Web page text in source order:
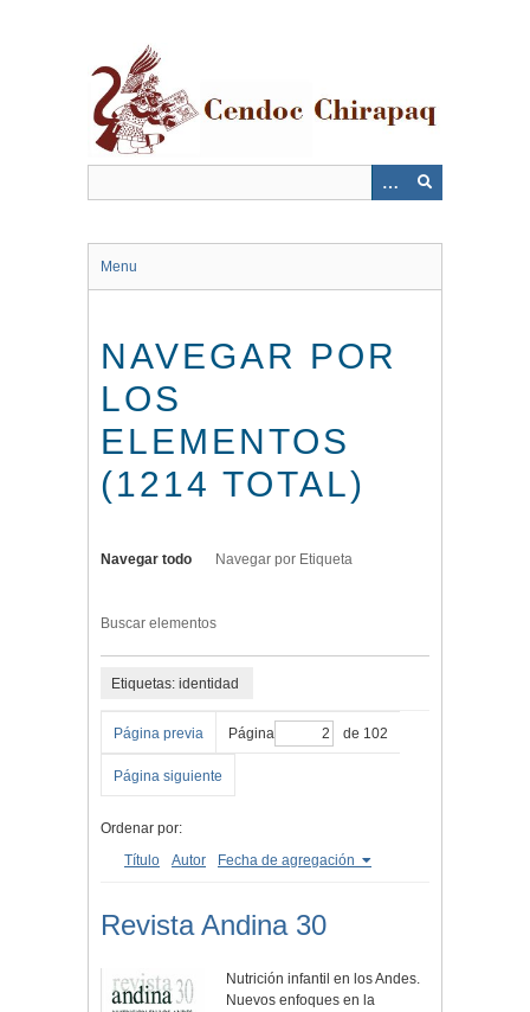
Menu
NAVEGAR POR
LOS
ELEMENTOS
(1214 TOTAL)
Navegar todo Navegar por Etiqueta
Buscar elementos
Etiquetas: identidad
Página previa Página de 102
Página siguiente
Ordenar por:
Título
Autor Fecha de agregación
Revista Andina 30
Nutrición infantil en los Andes.
Nuevos enfoques en la